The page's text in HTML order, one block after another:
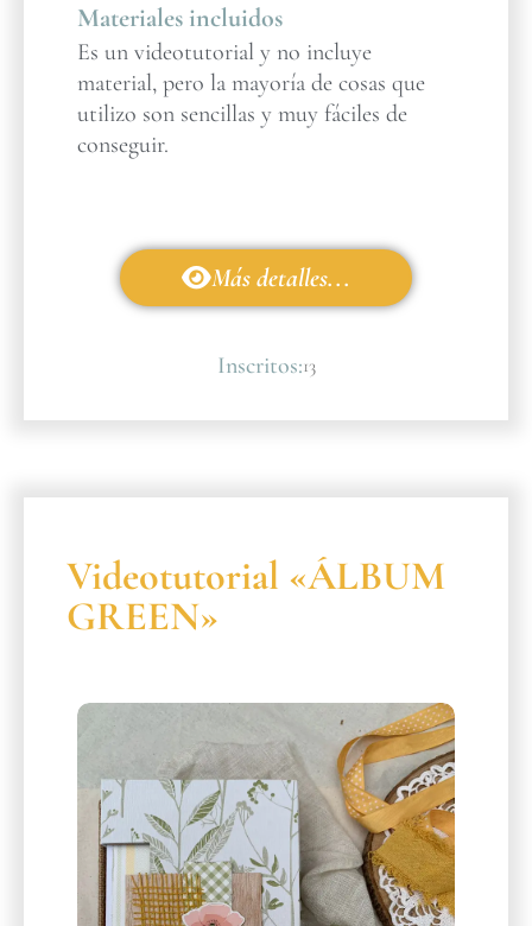
Materiales incluidos
Es un videotutorial y no incluye
material, pero la mayoría de cosas que
utilizo son sencillas y muy fáciles de
conseguir.
Más detalles...
Inscritos:13
Videotutorial «ÁLBUM
GREEN»